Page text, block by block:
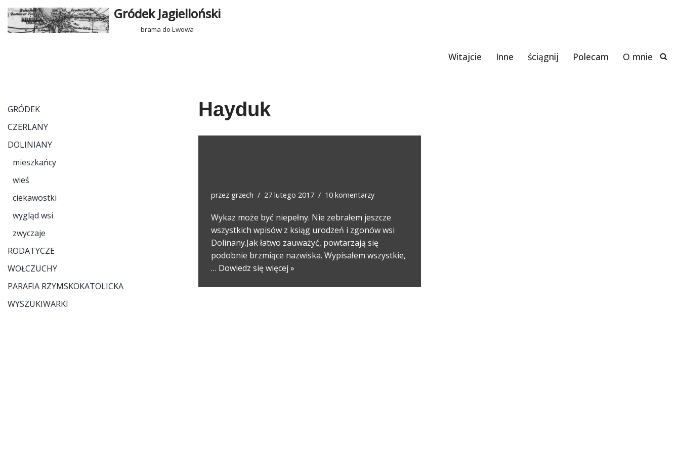
Przejdź
Gródek Jagielloński
brama do Lwowa
Witajcie Inne ściągnij Polecam O mnie
GRÓDEK
CZERLANY
DOLINIANY
mieszkańcy
wieś
ciekawostki
wygląd wsi
zwyczaje
RODATYCZE
WOŁCZUCHY
PARAFIA RZYMSKOKATOLICKA
WYSZUKIWARKI
Hayduk
przez grzech 27 lutego 2017 10 komentarzy
Wykaz może być niepełny. Nie zebrałem jeszcze
wszystkich wpisów z ksiąg urodzeń i zgonów wsi
Dolinany.Jak łatwo zauważyć, powtarzają się
podobnie brzmiące nazwiska. Wypisałem wszystkie,
… Dowiedz się więcej »